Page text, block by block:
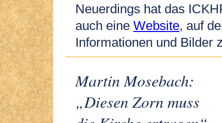
Neuerdings hat das
auch eine Website, auf
Informationen und Bilder
Martin Mosebach:
„Diesen Zorn muss